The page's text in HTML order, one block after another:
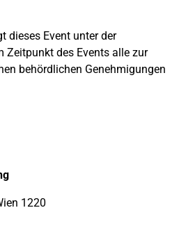
dieses Event unter der
Zeitpunkt des Events alle zur
behördlichen Genehmigungen
1220